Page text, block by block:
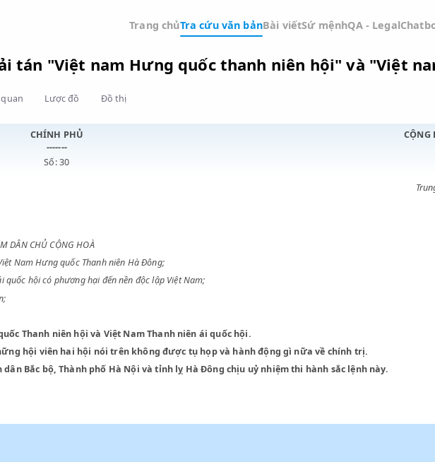
Trang chủTra cứu văn bảnBài viếtSứ mệnhQA
giải tán "Việt nam Hưng quốc thanh niên hội"
CHÍNH PHỦ
NAM DÂN CHỦ CỘNG HOÀ
Việt Nam Hưng quốc Thanh niên Hà Đông;
ái quốc hội có phương hại đến nền độc lập Việt Nam;
quốc Thanh niên hội và Việt Nam Thanh niên ái quốc hội.
những hội viên hai hội nói trên không được tụ họp và hành động gì nữa về chính trị.